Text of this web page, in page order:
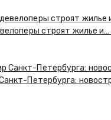
строят жилье
Петербурга: